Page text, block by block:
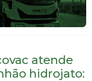
atende
hidrojato: